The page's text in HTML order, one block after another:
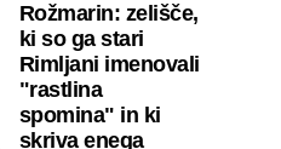
Rožmarin: zelišče,
ki so ga stari
Rimljani imenovali
"rastlina
spomina" in ki
skriva enega